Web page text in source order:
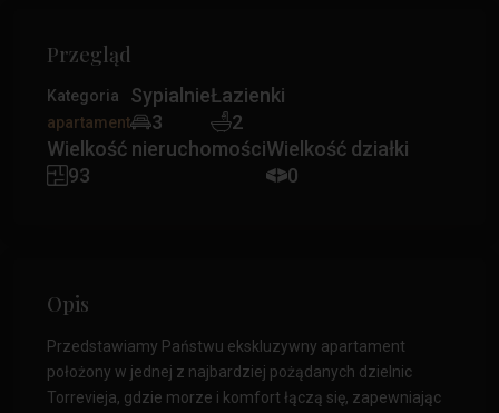
Przegląd
Kategoria
apartament
Sypialnie
3
Łazienki
2
Wielkość nieruchomości
93
Wielkość działki
0
Opis
Przedstawiamy Państwu ekskluzywny apartament
położony w jednej z najbardziej pożądanych dzielnic
Torrevieja, gdzie morze i komfort łączą się, zapewniając